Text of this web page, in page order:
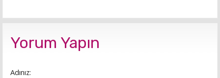
Yorum Yapın
Adınız: